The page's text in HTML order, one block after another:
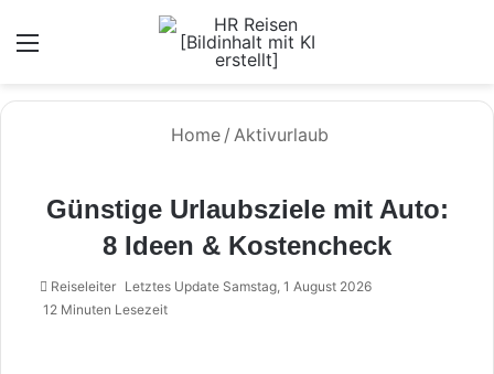
Home / Aktivurlaub
Günstige Urlaubsziele mit Auto:
8 Ideen & Kostencheck
Reiseleiter Letztes Update Samstag, 1 August 2026
12 Minuten Lesezeit